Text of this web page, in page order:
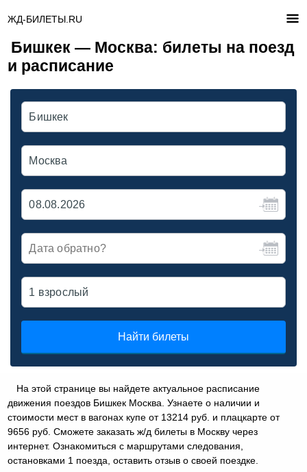
ЖД-БИЛЕТЫ.RU
Бишкек — Москва: билеты на поезд
и расписание
Найти билеты
На этой странице вы найдете актуальное расписание
движения поездов Бишкек Москва. Узнаете о наличии и
стоимости мест в вагонах купе от 13214 руб. и плацкарте от
9656 руб. Сможете заказать ж/д билеты в Москву через
интернет. Ознакомиться с маршрутами следования,
остановками 1 поезда, оставить отзыв о своей поездке.